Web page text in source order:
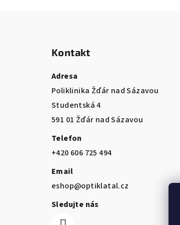
Kontakt
Adresa
Poliklinika Žďár nad Sázavou
Studentská 4
591 01 Žďár nad Sázavou
Telefon
+420 606 725 494
Email
eshop@optiklatal.cz
Sledujte nás